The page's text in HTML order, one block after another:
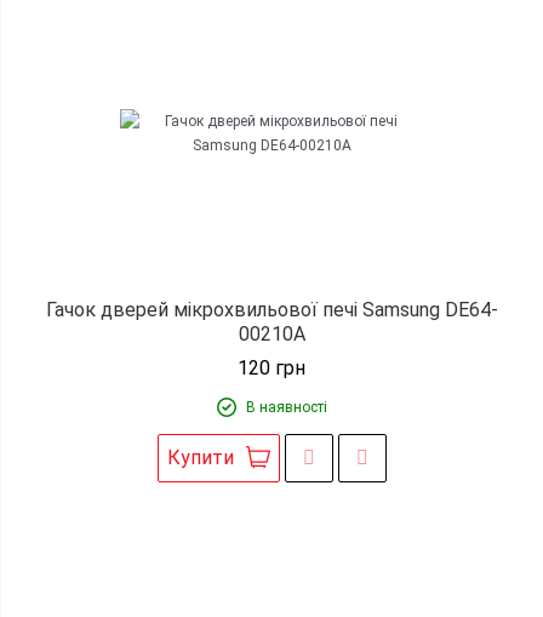
Гачок дверей мікрохвильової печі Samsung DE64-
00210A
120 грн
В наявності
Купити